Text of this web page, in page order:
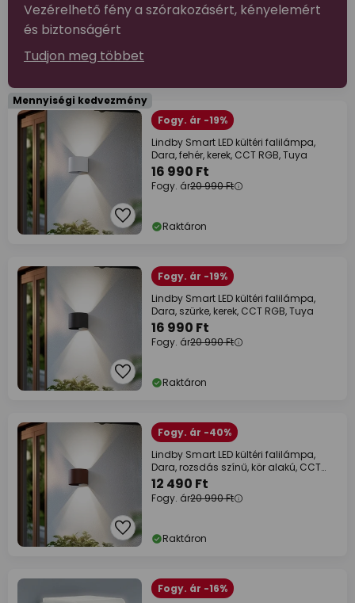
Vezérelhető fény a szórakozásért, kényelemért
és biztonságért
Tudjon meg többet
Mennyiségi kedvezmény
Fogy. ár -19%
Lindby Smart LED kültéri falilámpa,
Dara, fehér, kerek, CCT RGB, Tuya
16 990 Ft
Fogy. ár20 990 Ft
Raktáron
Fogy. ár -19%
Lindby Smart LED kültéri falilámpa,
Dara, szürke, kerek, CCT RGB, Tuya
16 990 Ft
Fogy. ár20 990 Ft
Raktáron
Fogy. ár -40%
Lindby Smart LED kültéri falilámpa,
Dara, rozsdás színű, kör alakú, CCT
RGB,
12 490 Ft
Fogy. ár20 990 Ft
Raktáron
Fogy. ár -16%